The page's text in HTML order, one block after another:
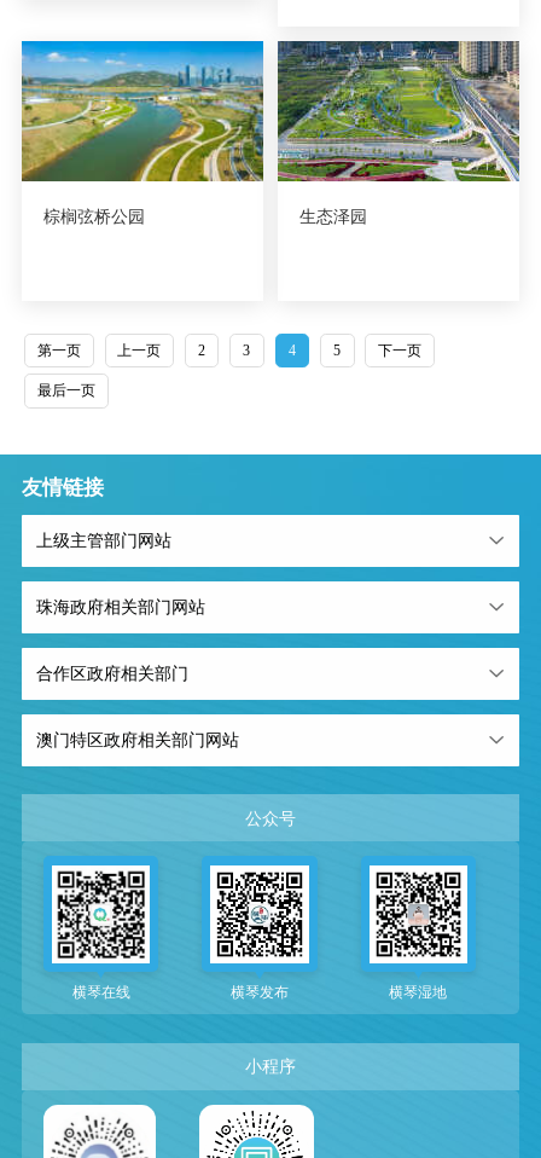
棕榈弦桥公园 生态泽园
第一页 上一页 2 3 4 5 下一页
最后一页
友情链接
上级主管部门网站
珠海政府相关部门网站
合作区政府相关部门
澳门特区政府相关部门网站
公众号
横琴在线 横琴发布 横琴湿地
小程序